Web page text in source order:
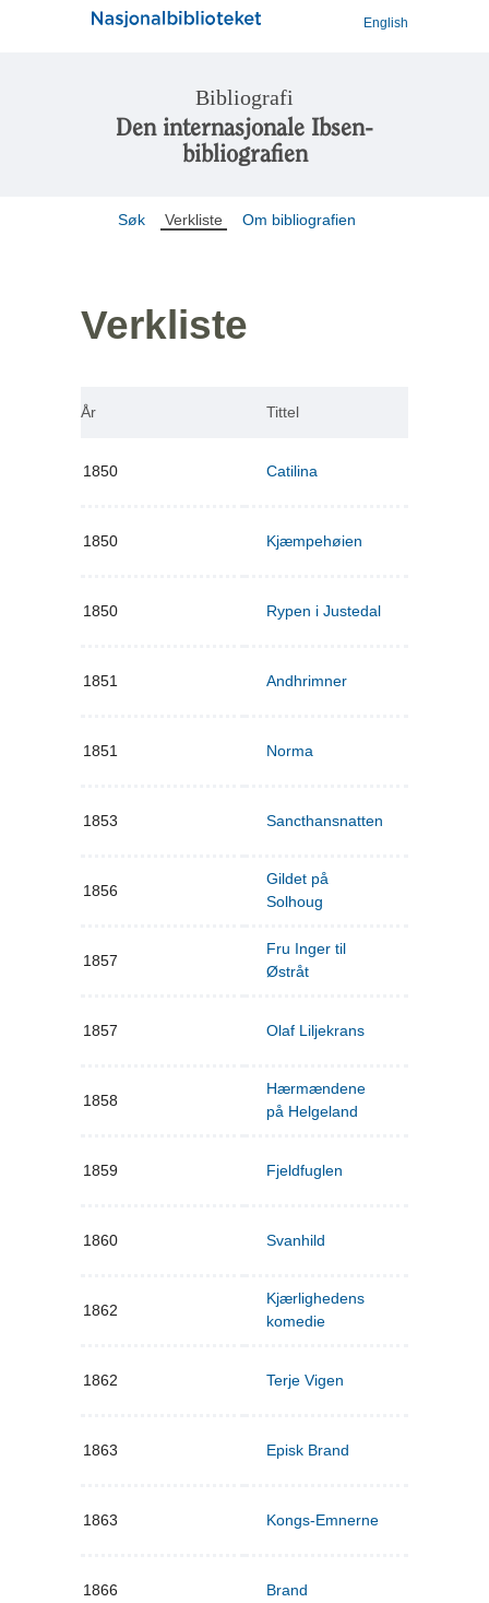
English
Bibliografi
Den internasjonale Ibsen-
bibliografien
Søk Verkliste Om bibliografien
Verkliste
År Tittel
1850 Catilina
1850 Kjæmpehøien
1850 Rypen i Justedal
1851 Andhrimner
1851 Norma
1853 Sancthansnatten
1856
Gildet på
Solhoug
1857
Fru Inger til
Østråt
1857 Olaf Liljekrans
1858
Hærmændene
på Helgeland
1859 Fjeldfuglen
1860 Svanhild
1862
Kjærlighedens
komedie
1862 Terje Vigen
1863 Episk Brand
1863 Kongs-Emnerne
1866 Brand